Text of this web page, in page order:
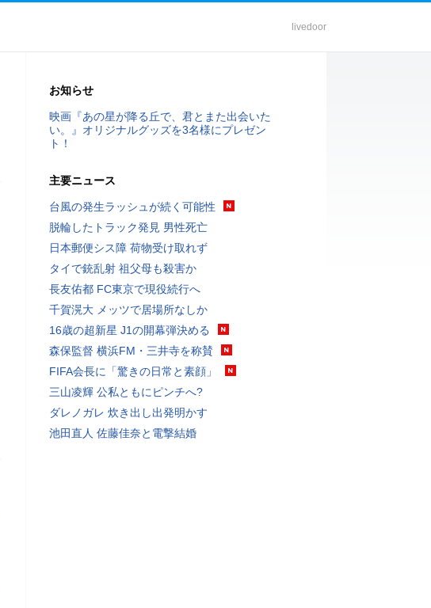
livedoor
お知らせ
映画『あの星が降る丘で、君とまた出会いた
い。』オリジナルグッズを3名様にプレゼン
ト！
主要ニュース
台風の発生ラッシュが続く可能性
脱輪したトラック発見 男性死亡
日本郵便シス障 荷物受け取れず
タイで銃乱射 祖父母も殺害か
長友佑都 FC東京で現役続行へ
千賀滉大 メッツで居場所なしか
16歳の超新星 J1の開幕弾決める
森保監督 横浜FM・三井寺を称賛
FIFA会長に「驚きの日常と素顔」
三山凌輝 公私ともにピンチへ?
ダレノガレ 炊き出し出発明かす
池田直人 佐藤佳奈と電撃結婚